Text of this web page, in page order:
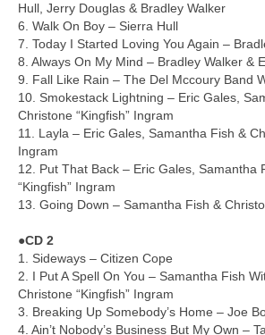
Hull, Jerry Douglas & Bradley Walker
6. Walk On Boy – Sierra Hull
7. Today I Started Loving You Again –
8. Always On My Mind – Bradley Walker &
9. Fall Like Rain – The Del Mccoury Band
10. Smokestack Lightning – Eric Gales,
Christone “Kingfish” Ingram
11. Layla – Eric Gales, Samantha Fish &
Ingram
12. Put That Back – Eric Gales, Samantha
“Kingfish” Ingram
13. Going Down – Samantha Fish &
●CD 2
1. Sideways – Citizen Cope
2. I Put A Spell On You – Samantha Fish
Christone “Kingfish” Ingram
3. Breaking Up Somebody’s Home – Joe
4. Ain’t Nobody’s Business But My Own –